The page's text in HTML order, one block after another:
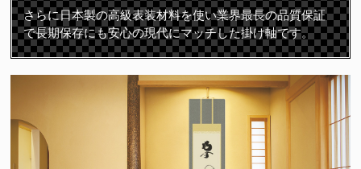
さらに日本製の高級表装材料を使い業界最長の品質保証
で長期保存にも安心の現代にマッチした掛け軸です。